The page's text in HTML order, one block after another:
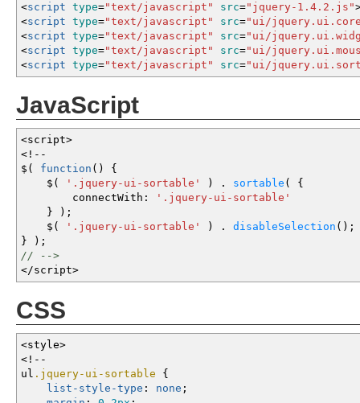
<script type="text/javascript" src="jquery-1.4.2.js"
<script type="text/javascript" src="ui/
<script type="text/javascript" src="ui/
<script type="text/javascript" src="ui/
<script type="text/javascript" src="ui/
JavaScript
<script>
<!--
$ ( function ( )
{
$ ( '.jquery-ui-sortable' ) . sortable (
{
connectWith :
'.jquery-ui-sortable'
}
) ;
$ ( '.jquery-ui-sortable' ) . disableSelection ( ) ;
}
) ;
// -->
</script>
CSS
<style>
<!--
ul .jquery-ui-sortable
{
list-style-type : none ;